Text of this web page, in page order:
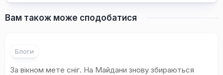
Вам також може сподобатися
Блоги
За вікном мете сніг. На Майдани знову збираються